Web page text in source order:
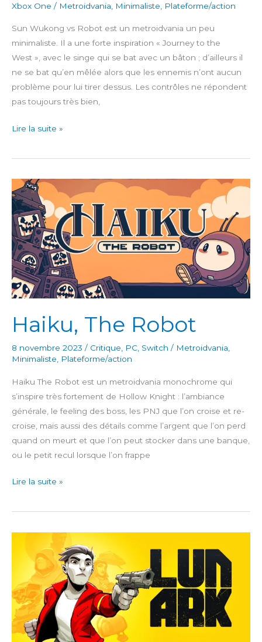
Xbox One / Metroidvania Minimaliste Plateforme/action
Sun Wukong vs Robot est un metroidvania un peu
minimaliste. Il a une forte inspiration « Journey to the
West », avec le singe qui se bat avec un bâton ; d’ailleurs il
ne se bat qu’en mêlée alors que les ennemis n’ont aucun
problème pour lui tirer dessus. Les contrôles ne répondent
pas toujours très bien,
Sun
Vs
Lire la suite »
Haiku, The Robot
8 novembre 2023 / Critique PC Switch / Metroidvania
Minimaliste
Plateforme/action
Haiku The Robot est un metroidvania monochrome qui
s’inspire très fortement de Hollow Knight : l’ambiance
générale, le feeling des boss, les PNJ que l’on croise et re-
croise, mais aussi des détails comme l’argent que l’on perd
quand on meurt et que l’on peut stocker dans une banque,
ou le petit recul lorsque l’on frappe
Haiku,
Robot
Lire la suite »